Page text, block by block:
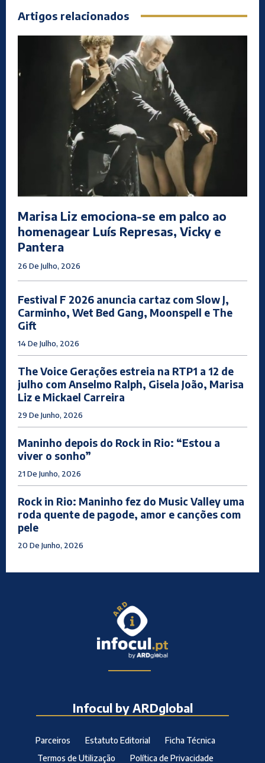
Artigos relacionados
Marisa Liz emociona-se em palco ao
homenagear Luís Represas, Vicky e
Pantera
26 De Julho, 2026
Festival F 2026 anuncia cartaz com Slow J,
Carminho, Wet Bed Gang, Moonspell e The
Gift
14 De Julho, 2026
The Voice Gerações estreia na RTP1 a 12 de
julho com Anselmo Ralph, Gisela João, Marisa
Liz e Mickael Carreira
29 De Junho, 2026
Maninho depois do Rock in Rio: “Estou a
viver o sonho”
21 De Junho, 2026
Rock in Rio: Maninho fez do Music Valley uma
roda quente de pagode, amor e canções com
pele
20 De Junho, 2026
Infocul by ARDglobal
Parceiros Estatuto Editorial
Ficha Técnica
Termos de Utilização
Política de Privacidade